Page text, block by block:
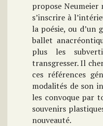
propose Neumeier
s’inscrire à
la poésie, ou d’un
ballet
plus les
transgresser. Il
ces références
modalités de son
les convoque par
souvenirs
nouveauté.